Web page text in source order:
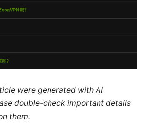
were generated with AI
double-check important details
them.